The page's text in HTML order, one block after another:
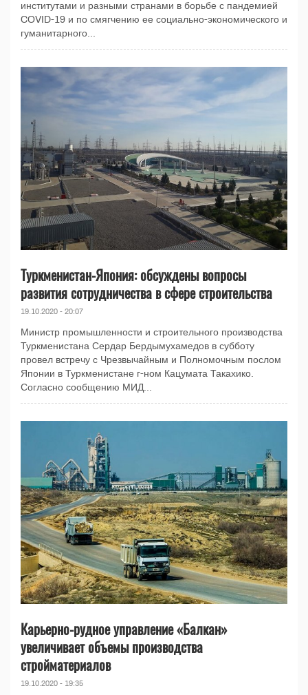
институтами и разными странами в борьбе с пандемией
COVID-19 и по смягчению ее социально-экономического и
гуманитарного...
Туркменистан-Япония: обсуждены вопросы
развития сотрудничества в сфере строительства
19.10.2020 - 20:07
Министр промышленности и строительного производства
Туркменистана Сердар Бердымухамедов в субботу
провел встречу с Чрезвычайным и Полномочным послом
Японии в Туркменистане г-ном Кацумата Такахико.
Согласно сообщению МИД...
Карьерно-рудное управление «Балкан»
увеличивает объемы производства
стройматериалов
19.10.2020 - 19:35